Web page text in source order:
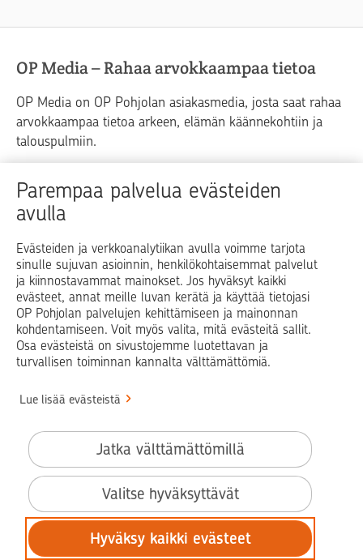
Parempaa palvelua evästeiden
avulla
Evästeiden ja verkkoanalytiikan avulla voimme tarjota
sinulle sujuvan asioinnin, henkilökohtaisemmat palvelut
ja kiinnostavammat mainokset. Jos hyväksyt kaikki
evästeet, annat meille luvan kerätä ja käyttää tietojasi
OP Pohjolan palvelujen kehittämiseen ja mainonnan
kohdentamiseen. Voit myös valita, mitä evästeitä sallit.
Osa evästeistä on sivustojemme luotettavan ja
turvallisen toiminnan kannalta välttämättömiä.
Lue lisää evästeistä
Hyväksy kaikki evästeet
Valitse hyväksyttävät
Jatka välttämättömillä
OP Media – Rahaa arvokkaampaa tietoa
OP Media on OP Pohjolan asiakasmedia, josta saat rahaa
arvokkaampaa tietoa arkeen, elämän käännekohtiin ja
talouspulmiin.
Raha Elämä
Yrityselämä
Blogit ja puheenvuorot
Op.fi OP Koti Pohjola Vahinkoapu
Facebook
X LinkedInInstagram
Käyttöehdot
Saavutettavuusseloste
Evästeiden käyttö
Tilaa uutiskirje
Tietosuoja